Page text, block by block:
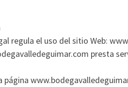
regula el uso del sitio Web:
presta
página